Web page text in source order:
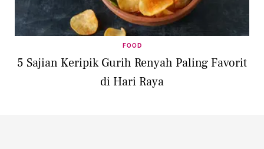
FOOD
5 Sajian Keripik Gurih Renyah Paling Favorit
di Hari Raya